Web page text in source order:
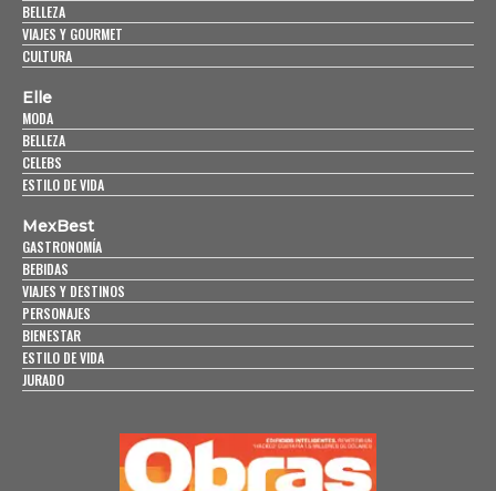
BELLEZA
VIAJES Y GOURMET
CULTURA
Elle
MODA
BELLEZA
CELEBS
ESTILO DE VIDA
MexBest
GASTRONOMÍA
BEBIDAS
VIAJES Y DESTINOS
PERSONAJES
BIENESTAR
ESTILO DE VIDA
JURADO